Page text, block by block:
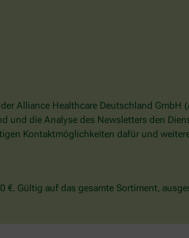
Alliance Healthcare Deutschland
und die Analyse des Newsletters den
Kontaktmöglichkeiten dafür und
Gültig auf das gesamte Sortiment,